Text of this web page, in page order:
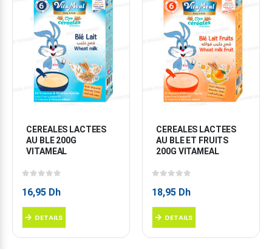
CEREALES LACTEES
AU BLE 200G
VITAMEAL
16,95 Dh
DETAILS
CEREALES LACTEES
AU BLE ET FRUITS
200G VITAMEAL
18,95 Dh
DETAILS